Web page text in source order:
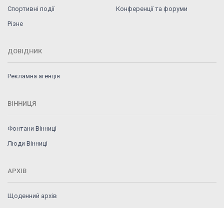
Спортивні події
Конференції та форуми
Різне
ДОВІДНИК
Рекламна агенція
ВІННИЦЯ
Фонтани Вінниці
Люди Вінниці
АРХІВ
Щоденний архів